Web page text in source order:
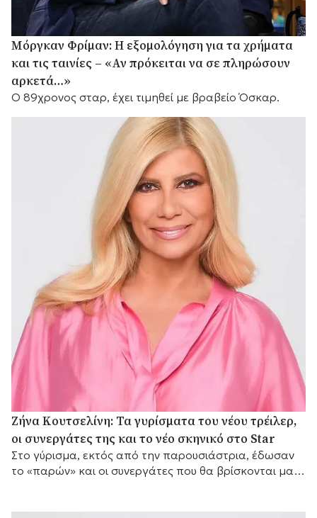
Μόργκαν Φρίμαν: Η εξομολόγηση για τα χρήματα
και τις ταινίες – «Αν πρόκειται να σε πληρώσουν
αρκετά…»
Ο 89χρονος σταρ, έχει τιμηθεί με βραβείο Όσκαρ.
Ζήνα Κουτσελίνη: Τα γυρίσματα του νέου τρέιλερ,
οι συνεργάτες της και το νέο σκηνικό στο Star
Στο γύρισμα, εκτός από την παρουσιάστρια, έδωσαν
το «παρών» και οι συνεργάτες που θα βρίσκονται μαζί